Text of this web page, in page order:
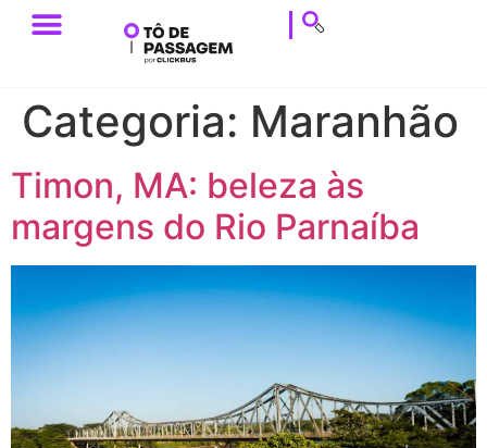
Categoria: Maranhão
Timon, MA: beleza às
margens do Rio Parnaíba